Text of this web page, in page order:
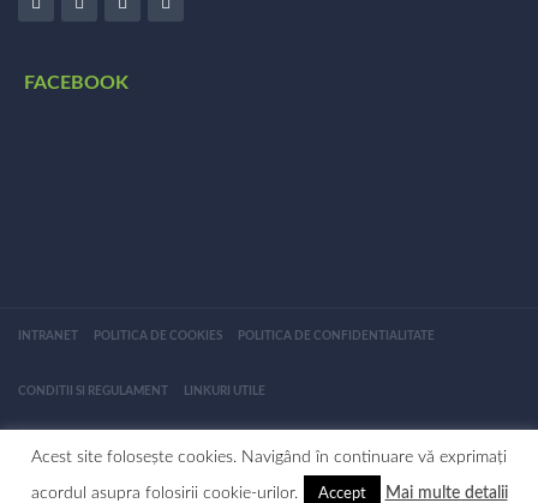
FACEBOOK
INTRANET POLITICA DE COOKIES POLITICA DE CONFIDENTIALITATE
CONDITII SI REGULAMENT LINKURI UTILE
drepturile sunt rezervate.
Acest site folosește cookies. Navigând în continuare vă exprimați
acordul asupra folosirii cookie-urilor. Accept Mai multe detalii